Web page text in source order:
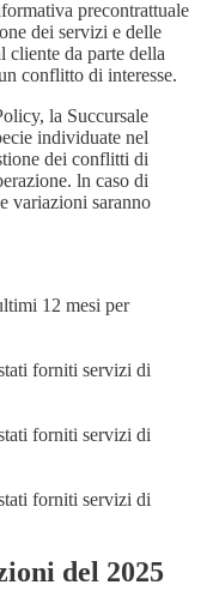
precontrattuale
dei servizi e delle
cliente da parte della
conflitto di interesse.
la Succursale
individuate nel
dei conflitti di
ln caso di
variazioni saranno
12 mesi per
forniti servizi di
forniti servizi di
forniti servizi di
del 2025